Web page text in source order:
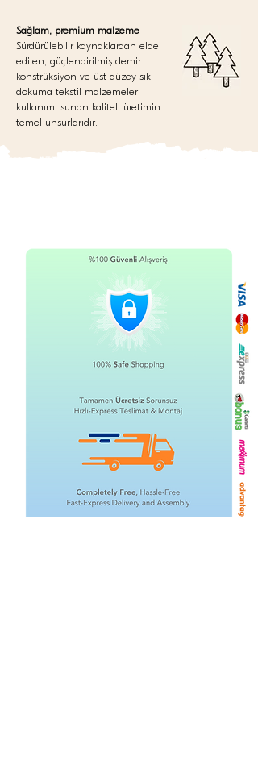
Sağlam, premium malzeme
Sürdürülebilir kaynaklardan elde
edilen, güçlendirilmiş demir
konstrüksiyon ve üst düzey sık
dokuma tekstil malzemeleri
kullanımı sunan kaliteli üretimin
temel unsurlarıdır.